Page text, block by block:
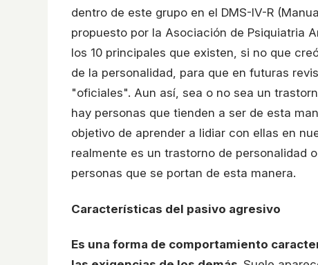
dentro de este grupo en el DMS-IV-R
propuesto por la Asociación de Psiquiatria
los 10 principales que existen, si no que
de la personalidad, para que en futuras
"oficiales". Aun así, sea o no sea un
hay personas que tienden a ser de esta
objetivo de aprender a lidiar con ellas en
realmente es un trastorno de personalidad
personas que se portan de esta manera.
Características del pasivo agresivo
Es una forma de comportamiento